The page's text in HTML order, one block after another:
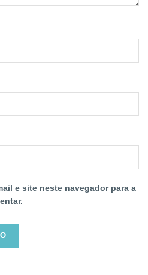
e site neste navegador para a